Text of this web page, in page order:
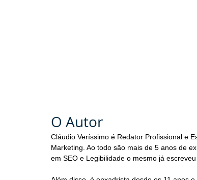
O Autor
Cláudio Veríssimo é Redator Profissional e
Marketing. Ao todo são mais de 5 anos de
em SEO e Legibilidade o mesmo já